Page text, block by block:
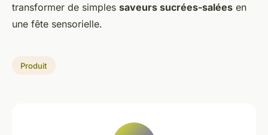
transformer de simples saveurs sucrées-salées en
une fête sensorielle.
Produit